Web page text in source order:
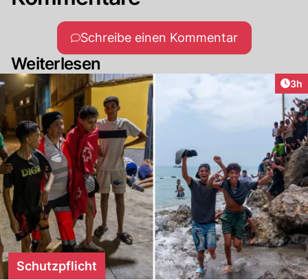
Schreibe einen Kommentar
Weiterlesen
3h
Schutzpflicht